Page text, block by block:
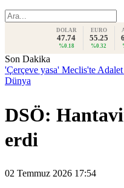
DOLAR
47.74
%0.18
EURO
55.25
%0.32
Son Dakika
'Çerçeve yasa' Meclis'te
Dünya
DSÖ:
erdi
02 Temmuz 2026 17:54